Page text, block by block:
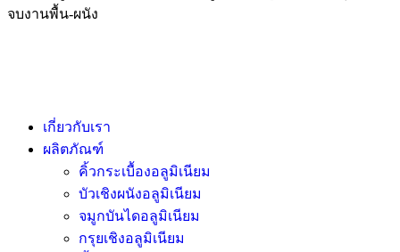
จบงานพื้น-ผนัง
เกี่ยวกับเรา
ผลิตภัณฑ์
คิ้วกระเบื้องอลูมิเนียม
บัวเชิงผนังอลูมิเนียม
จมูกบันไดอลูมิเนียม
กรุยเชิงอลูมิเนียม